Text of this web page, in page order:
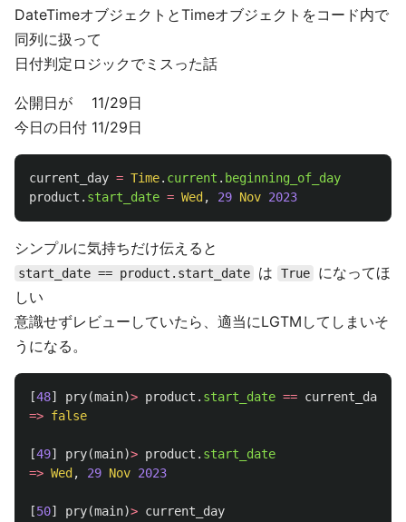
DateTimeオブジェクトとTimeオブジェクトをコード内で
同列に扱って
日付判定ロジックでミスった話
公開日が 11/29日
今日の日付 11/29日
current_day = Time. current . beginning_of_day
product . start_date = Wed , 29 Nov 2023
シンプルに気持ちだけ伝えると
start_date == product.start_date は True
になってほ
しい
意識せずレビューしていたら、適当にLGTMしてしまいそ
うになる。
[48] pry(main)> product . start_date == current_day
=> false
[49] pry(main)> product . start_date
=> Wed , 29 Nov 2023
[50] pry(main)> current_day